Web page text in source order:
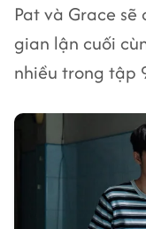
Pat và Grace
gian lận cuối
nhiều trong tập